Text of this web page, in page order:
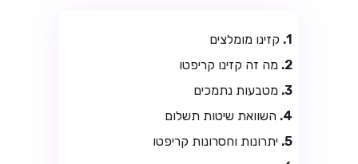
קזינו מומלצים
מה זה קזינו קריפטו
מטבעות נתמכים
השוואת שיטות תשלום
יתרונות וחסרונות קריפטו